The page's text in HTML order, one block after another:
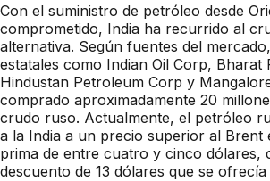
Con el suministro de petróleo desde
comprometido, India ha recurrido al
alternativa. Según fuentes del
estatales como Indian Oil Corp, Bharat
Hindustan Petroleum Corp y
comprado aproximadamente 20
crudo ruso. Actualmente, el petróleo
a la India a un precio superior al
prima de entre cuatro y cinco dólares,
descuento de 13 dólares que se